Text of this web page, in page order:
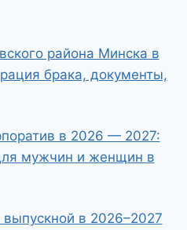
района Минска в
брака, документы,
в 2026 — 2027:
мужчин и женщин в
выпускной в 2026–2027